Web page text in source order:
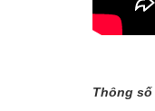
Thông